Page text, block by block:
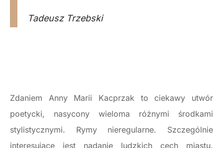
Tadeusz Trzebski
Zdaniem Anny Marii Kacprzak to ciekawy utwór
poetycki, nasycony wieloma różnymi środkami
stylistycznymi. Rymy nieregularne. Szczególnie
interesujące jest nadanie ludzkich cech miastu.